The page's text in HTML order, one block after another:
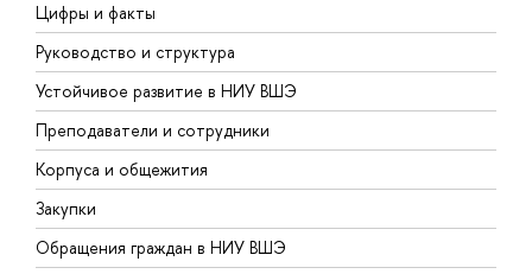
Цифры и факты
Руководство и структура
Устойчивое развитие в НИУ ВШЭ
Преподаватели и сотрудники
Корпуса и общежития
Закупки
Обращения граждан в НИУ ВШЭ